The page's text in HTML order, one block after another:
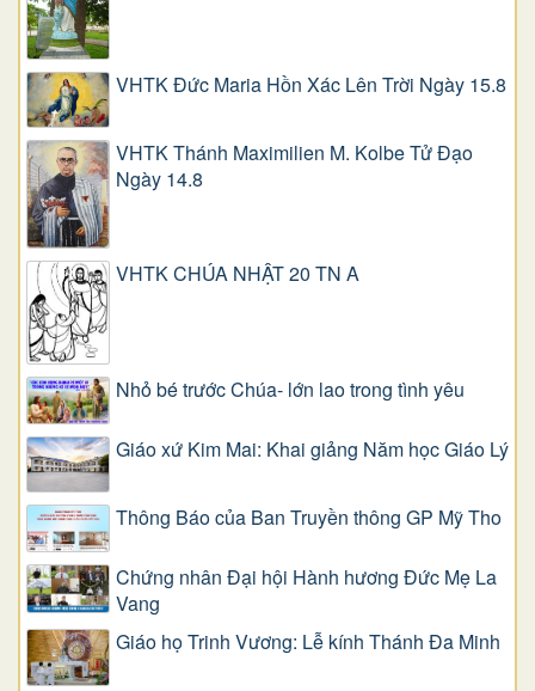
VHTK Đức Maria Hồn Xác Lên Trời Ngày 15.8
VHTK Thánh Maximilien M. Kolbe Tử Đạo
Ngày 14.8
VHTK CHÚA NHẬT 20 TN A
Nhỏ bé trước Chúa- lớn lao trong tình yêu
Giáo xứ Kim Mai: Khai giảng Năm học Giáo Lý
Thông Báo của Ban Truyền thông GP Mỹ Tho
Chứng nhân Đại hội Hành hương Đức Mẹ La
Vang
Giáo họ Trinh Vương: Lễ kính Thánh Đa Minh